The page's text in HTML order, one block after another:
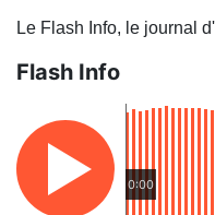
Le Flash Info, le journal
Flash Info
0:00